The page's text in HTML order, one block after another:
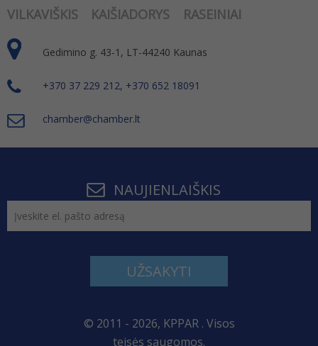
VILKAVIŠKIS
KAIŠIADORYS RASEINIAI
Gedimino g. 43-1, LT-44240 Kaunas
+370 37 229 212, +370 652 18091
chamber@chamber.lt
NAUJIENLAIŠKIS
UŽSAKYTI
© 2011 - 2026, KPPAR . Visos
teisės saugomos.